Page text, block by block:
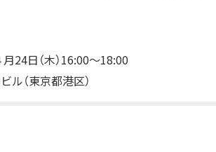
24日（木）16:00〜18:00
ル（東京都港区）